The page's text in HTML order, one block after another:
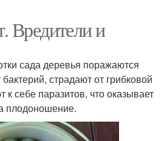
Вредители и
сада деревья поражаются
страдают от грибковой
к себе паразитов, что оказывает
плодоношение.